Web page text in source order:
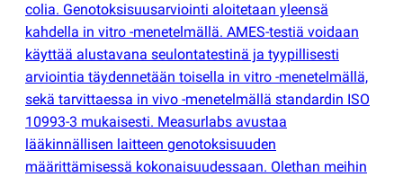
colia. Genotoksisuusarviointi aloitetaan yleensä
kahdella in vitro -menetelmällä. AMES-testiä voidaan
käyttää alustavana seulontatestinä ja tyypillisesti
arviointia täydennetään toisella in vitro -menetelmällä,
sekä tarvittaessa in vivo -menetelmällä standardin ISO
10993-3 mukaisesti. Measurlabs avustaa
lääkinnällisen laitteen genotoksisuuden
määrittämisessä kokonaisuudessaan. Olethan meihin